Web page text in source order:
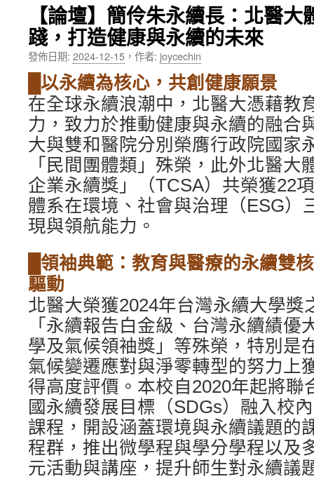
容 【論壇】簡伶朱永續長：北醫
踐，打造健康與永續的未來
發佈日期: 2024-12-15 ， 作者: joycechin
█以永續為核心，共創健康願景
在全球永續浪潮中，北醫大憑藉教
力，致力於推動健康與永續的融合
大與雙和醫院分別榮膺行政院國家
「民間團體類」殊榮，此外北醫大
企業永續獎」（TCSA）共榮獲22
體系在環境、社會與治理（ESG）
現與領航能力。
█領袖典範：教育與醫療的永續雙核
驅動
北醫大榮獲2024年台灣永續大學獎
「永續報告白金級、台灣永續績優
學及氣候領袖獎」等殊榮，特別是
氣候變遷應對與淨零轉型的努力上
得高度評價。本校自2020年起將聯
國永續發展目標（SDGs）融入校內
課程，開設涵蓋環境與永續議題的
程群，推出微學程與學分學程以及
元活動與講座，提升師生對永續議